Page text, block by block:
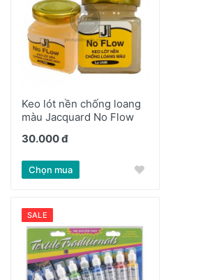
Keo lót nền chống loang
màu Jacquard No Flow
30.000 đ
Chọn mua
SALE